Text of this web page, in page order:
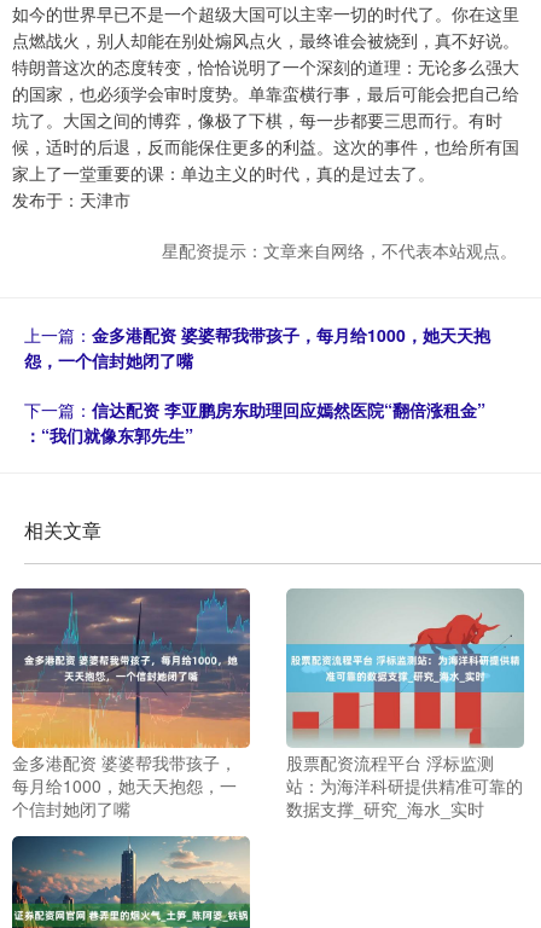
如今的世界早已不是一个超级大国可以主宰一切的时代了。你在这里
点燃战火，别人却能在别处煽风点火，最终谁会被烧到，真不好说。
特朗普这次的态度转变，恰恰说明了一个深刻的道理：无论多么强大
的国家，也必须学会审时度势。单靠蛮横行事，最后可能会把自己给
坑了。大国之间的博弈，像极了下棋，每一步都要三思而行。有时
候，适时的后退，反而能保住更多的利益。这次的事件，也给所有国
家上了一堂重要的课：单边主义的时代，真的是过去了。
发布于：天津市
星配资提示：文章来自网络，不代表本站观点。
上一篇： 金多港配资 婆婆帮我带孩子，每月给1000，她天天抱
怨，一个信封她闭了嘴
下一篇： 信达配资 李亚鹏房东助理回应嫣然医院“翻倍涨租金”
：“我们就像东郭先生”
相关文章
金多港配资 婆婆帮我带孩子，
每月给1000，她天天抱怨，一
个信封她闭了嘴
股票配资流程平台 浮标监测
站：为海洋科研提供精准可靠的
数据支撑_研究_海水_实时